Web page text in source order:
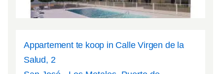
Appartement te koop in Calle Virgen de la
Salud, 2